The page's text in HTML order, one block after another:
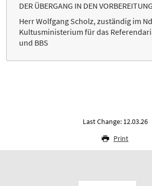
DER ÜBERGANG IN DEN
Herr Wolfgang Scholz, zuständig im
Kultusministerium für das
und BBS
Last Change: 12.03.26
Print